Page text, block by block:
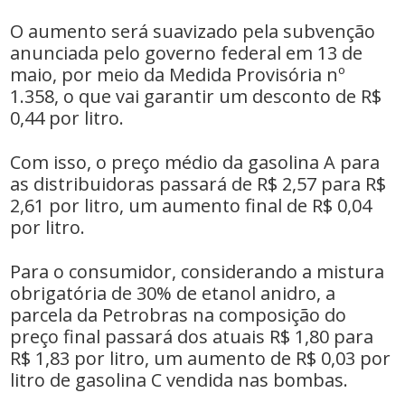
O aumento será suavizado pela subvenção
anunciada pelo governo federal em 13 de
maio, por meio da Medida Provisória nº
1.358, o que vai garantir um desconto de R$
0,44 por litro.
Com isso, o preço médio da gasolina A para
as distribuidoras passará de R$ 2,57 para R$
2,61 por litro, um aumento final de R$ 0,04
por litro.
Para o consumidor, considerando a mistura
obrigatória de 30% de etanol anidro, a
parcela da Petrobras na composição do
preço final passará dos atuais R$ 1,80 para
R$ 1,83 por litro, um aumento de R$ 0,03 por
litro de gasolina C vendida nas bombas.